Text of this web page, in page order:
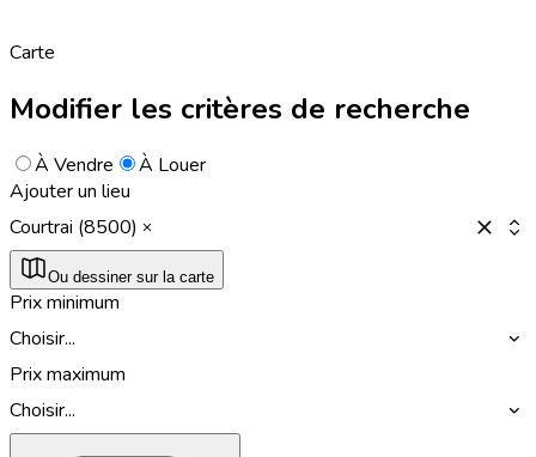
Carte
Modifier les critères de recherche
À Vendre
À Louer
Ajouter un lieu
Courtrai (8500)
Ou dessiner sur la carte
Prix minimum
Choisir...
Prix maximum
Choisir...